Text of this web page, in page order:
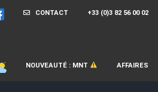
+33 (0)3 82 56 00 02
CONTACT
AFFAIRES
NOUVEAUTÉ : MNT